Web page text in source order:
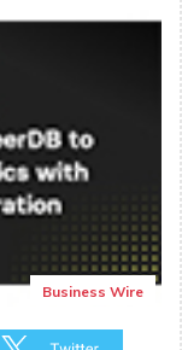
Business Wire